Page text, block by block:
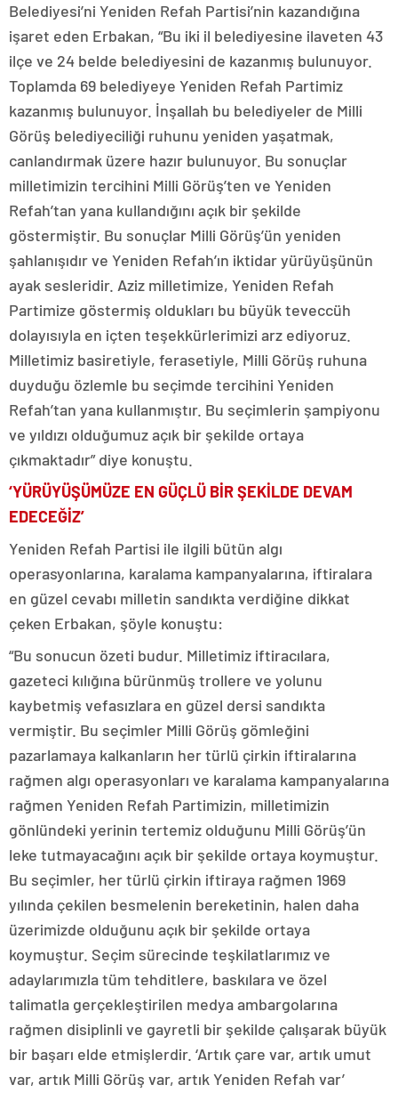
Belediyesi’ni Yeniden Refah Partisi’nin kazandığına
işaret eden Erbakan, “Bu iki il belediyesine ilaveten 43
ilçe ve 24 belde belediyesini de kazanmış bulunuyor.
Toplamda 69 belediyeye Yeniden Refah Partimiz
kazanmış bulunuyor. İnşallah bu belediyeler de Milli
Görüş belediyeciliği ruhunu yeniden yaşatmak,
canlandırmak üzere hazır bulunuyor. Bu sonuçlar
milletimizin tercihini Milli Görüş’ten ve Yeniden
Refah’tan yana kullandığını açık bir şekilde
göstermiştir. Bu sonuçlar Milli Görüş’ün yeniden
şahlanışıdır ve Yeniden Refah’ın iktidar yürüyüşünün
ayak sesleridir. Aziz milletimize, Yeniden Refah
Partimize göstermiş oldukları bu büyük teveccüh
dolayısıyla en içten teşekkürlerimizi arz ediyoruz.
Milletimiz basiretiyle, ferasetiyle, Milli Görüş ruhuna
duyduğu özlemle bu seçimde tercihini Yeniden
Refah’tan yana kullanmıştır. Bu seçimlerin şampiyonu
ve yıldızı olduğumuz açık bir şekilde ortaya
çıkmaktadır” diye konuştu.
‘YÜRÜYÜŞÜMÜZE EN GÜÇLÜ BİR ŞEKİLDE DEVAM
EDECEĞİZ’
Yeniden Refah Partisi ile ilgili bütün algı
operasyonlarına, karalama kampanyalarına, iftiralara
en güzel cevabı milletin sandıkta verdiğine dikkat
çeken Erbakan, şöyle konuştu:
“Bu sonucun özeti budur. Milletimiz iftiracılara,
gazeteci kılığına bürünmüş trollere ve yolunu
kaybetmiş vefasızlara en güzel dersi sandıkta
vermiştir. Bu seçimler Milli Görüş gömleğini
pazarlamaya kalkanların her türlü çirkin iftiralarına
rağmen algı operasyonları ve karalama kampanyalarına
rağmen Yeniden Refah Partimizin, milletimizin
gönlündeki yerinin tertemiz olduğunu Milli Görüş’ün
leke tutmayacağını açık bir şekilde ortaya koymuştur.
Bu seçimler, her türlü çirkin iftiraya rağmen 1969
yılında çekilen besmelenin bereketinin, halen daha
üzerimizde olduğunu açık bir şekilde ortaya
koymuştur. Seçim sürecinde teşkilatlarımız ve
adaylarımızla tüm tehditlere, baskılara ve özel
talimatla gerçekleştirilen medya ambargolarına
rağmen disiplinli ve gayretli bir şekilde çalışarak büyük
bir başarı elde etmişlerdir. ‘Artık çare var, artık umut
var, artık Milli Görüş var, artık Yeniden Refah var’